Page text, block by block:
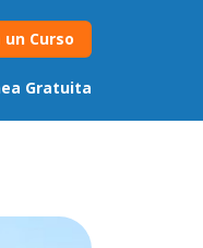
un Curso
Gratuita